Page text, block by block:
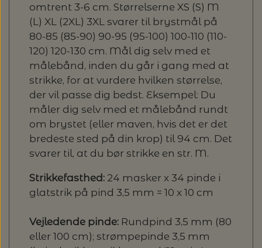
omtrent 3-6 cm. Størrelserne XS (S) M
(L) XL (2XL) 3XL svarer til brystmål på
80-85 (85-90) 90-95 (95-100) 100-110 (110-
120) 120-130 cm. Mål dig selv med et
målebånd, inden du går i gang med at
strikke, for at vurdere hvilken størrelse,
der vil passe dig bedst. Eksempel: Du
måler dig selv med et målebånd rundt
om brystet (eller maven, hvis det er det
bredeste sted på din krop) til 94 cm. Det
svarer til, at du bør strikke en str. M.
Strikkefasthed: 24 masker x 34 pinde i
glatstrik på pind 3,5 mm = 10 x 10 cm
Vejledende pinde: Rundpind 3,5 mm (80
eller 100 cm); strømpepinde 3,5 mm